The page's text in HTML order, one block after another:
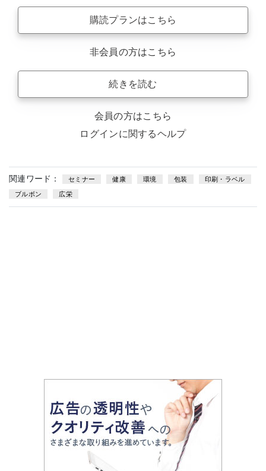
購読プランはこちら
非会員の方はこちら
続きを読む
会員の方はこちら
ログインに関するヘルプ
関連ワード： セミナー 健康 環境 包装 印刷・ラベル
ブルボン 広栄